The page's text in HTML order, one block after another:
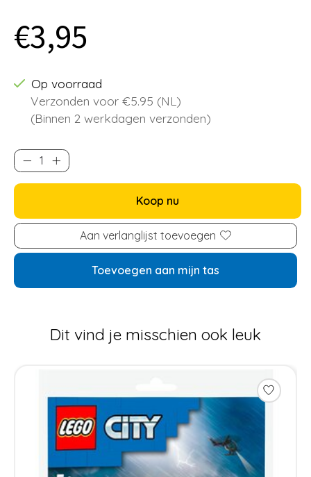
€3,95
Op voorraad
Verzonden voor €5.95 (NL)
(Binnen 2 werkdagen verzonden)
Koop nu
Aan verlanglijst toevoegen
Toevoegen aan mijn tas
Dit vind je misschien ook leuk